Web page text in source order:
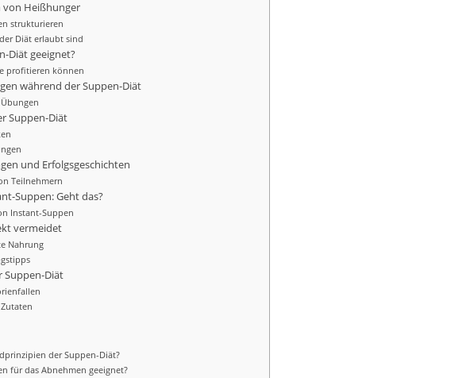
von Heißhunger
strukturieren
Diät erlaubt sind
Diät geeignet?
profitieren können
während der Suppen-Diät
Suppen-Diät
und Erfolgsgeschichten
Teilnehmern
Suppen: Geht das?
Instant-Suppen
vermeidet
Nahrung
Suppen-Diät
der Suppen-Diät?
für das Abnehmen geeignet?